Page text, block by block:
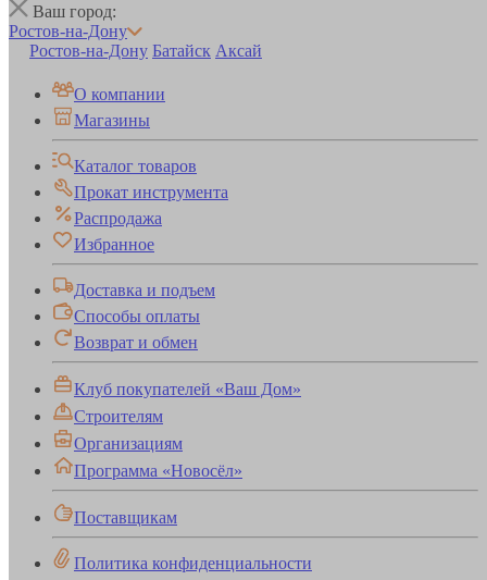
Ваш город:
Ростов-на-Дону
Ростов-на-Дону Батайск Аксай
О компании
Магазины
Каталог товаров
Прокат инструмента
Распродажа
Избранное
Доставка и подъем
Способы оплаты
Возврат и обмен
Клуб покупателей «Ваш Дом»
Строителям
Организациям
Программа «Новосёл»
Поставщикам
Политика конфиденциальности